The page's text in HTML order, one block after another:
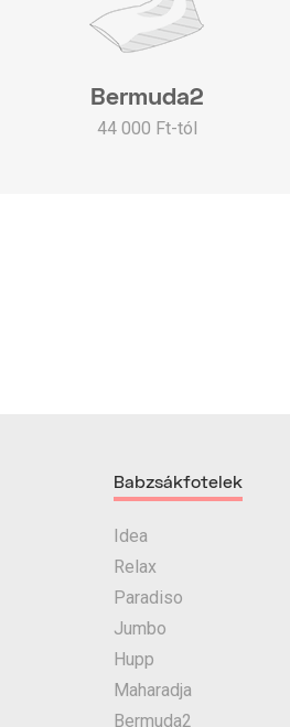
Bermuda2
44 000 Ft-tól
Babzsákfotelek
Idea
Relax
Paradiso
Jumbo
Hupp
Maharadja
Bermuda2